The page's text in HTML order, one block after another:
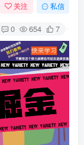
关注 私信
0 654 7